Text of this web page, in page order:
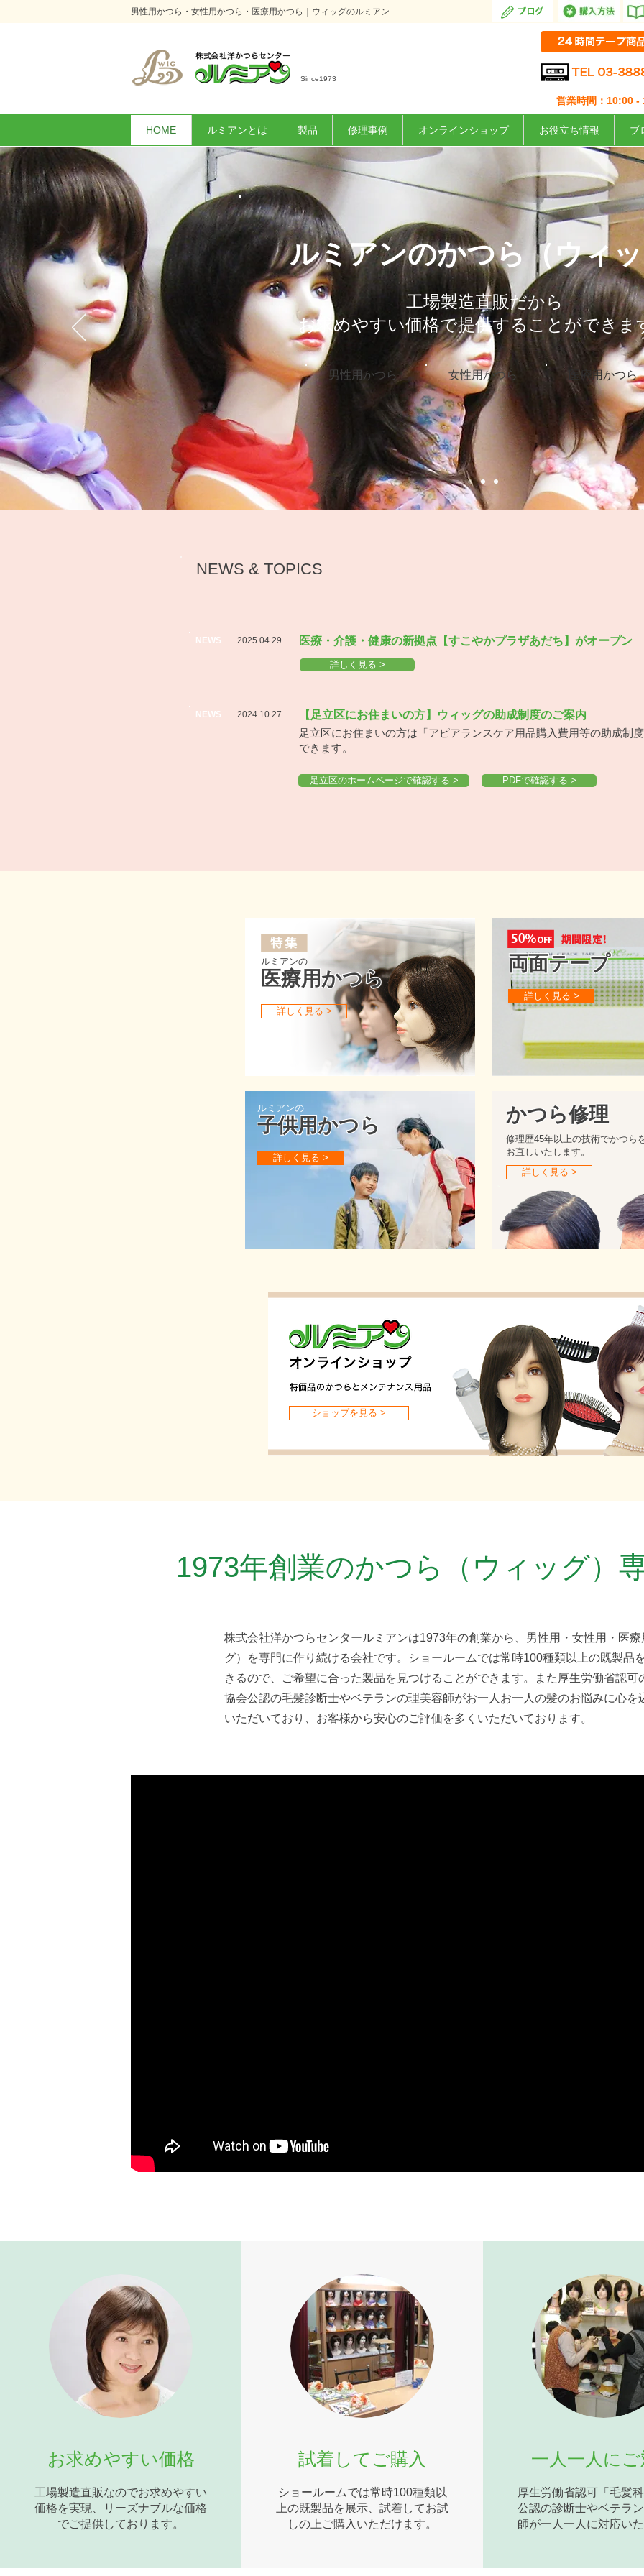
Since1973
営業時間：10:00 -
HOME ルミアンとは 製品 修理事例 オンラインショップ お役立ち情報 ブ
​男性用かつら・女性用かつら・医療用かつら｜ウィッグのルミアン
ルミアンのかつら（ウィ
工場製造直販だから
お求めやすい価格で提供することができま
男性用かつら 女性用かつら 医療用かつら
NEWS & TOPICS
NEWS 2025.04.29 医療・介護・健康の新拠点【すこやかプラザあだち】がオープン
詳しく見る >
NEWS 2024.10.27
【足立区にお住まいの方】ウィッグの助成制度のご案内
足立区にお住まいの方は「アピアランスケア用品購入費用等の助成制
できます​。
足立区のホームページで確認する > PDFで確認する >
医療用かつら
詳しく見る >
ルミアンの 両面テープ
詳しく見る >
子供用かつら
詳しく見る >
ルミアンの
修理歴45年以上の技術でかつら
お直しいたします。
かつら修理
詳しく見る >
ショップを見る >
1973年創業のかつら（ウィッグ）
株式会社洋かつらセンタールミアンは1973年の創業から、男性用・女性用・医
グ）を専門に作り続ける会社です。ショールームでは常時100種類以上の既製品
きるので、ご希望に合った製品を見つけることができます。また厚生労働省認可
協会公認の毛髪診断士やベテランの理美容師がお一人お一人の髪のお悩みに心を
いただいており、お客様から安心のご評価を多くいただいております。
お求めやすい価格
工場製造直販なのでお求めやすい
価格を実現、リーズナブルな価格
でご提供しております。
試着してご購入
ショールームでは常時100種類以
上の既製品を展示、試着してお試
しの上ご購入いただけます。
一人一人に
厚生労働省認可「毛髪
公認の診断士やベテラ
師が一人一人に対応い